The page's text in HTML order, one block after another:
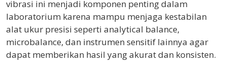
vibrasi ini menjadi komponen penting dalam
laboratorium karena mampu menjaga kestabilan
alat ukur presisi seperti analytical balance,
microbalance, dan instrumen sensitif lainnya agar
dapat memberikan hasil yang akurat dan konsisten.